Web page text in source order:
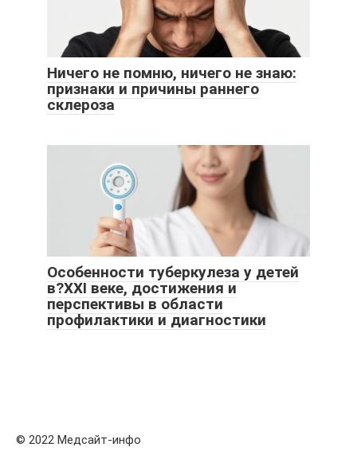
Ничего не помню, ничего не знаю:
признаки и причины раннего
склероза
Особенности туберкулеза у детей
в?XXI веке, достижения и
перспективы в области
профилактики и диагностики
© 2022 Медсайт-инфо